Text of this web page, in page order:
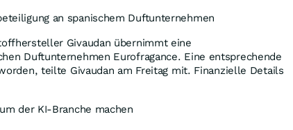
an spanischem Duftunternehmen
Givaudan übernimmt eine
Duftunternehmen Eurofragance. Eine entsprechende
teilte Givaudan am Freitag mit. Finanzielle Details
der KI-Branche machen